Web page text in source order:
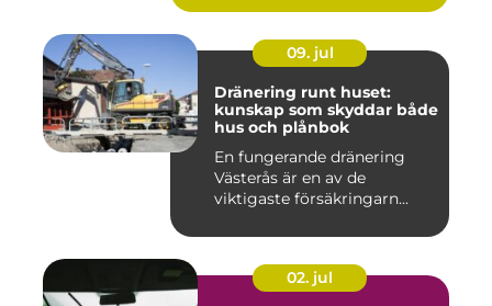
09. jul
Dränering runt huset:
kunskap som skyddar både
hus och plånbok
En fungerande dränering
Västerås är en av de
viktigaste försäkringarn...
02. jul